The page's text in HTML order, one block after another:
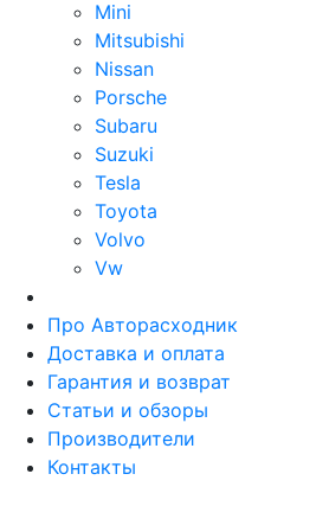
Mini
Mitsubishi
Nissan
Porsche
Subaru
Suzuki
Tesla
Toyota
Volvo
Vw
Про Авторасходник
Доставка и оплата
Гарантия и возврат
Статьи и обзоры
Производители
Контакты